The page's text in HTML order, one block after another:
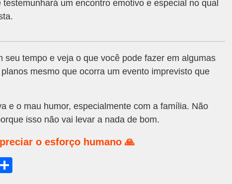
um encontro emotivo e especial no qual
seu tempo e veja o que você pode fazer em algumas
mesmo que ocorra um evento imprevisto que
e o mau humor, especialmente com a família. Não
isso não vai levar a nada de bom.
o esforço humano 🙏
W